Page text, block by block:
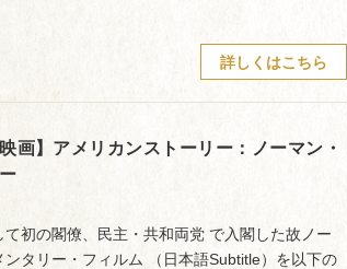
詳しくはこちら
画】アメリカンストーリー：ノーマン・
初の閣僚、民主・共和両党 で入閣した故ノー
タリー・フィルム （日本語Subtitle）を以下の